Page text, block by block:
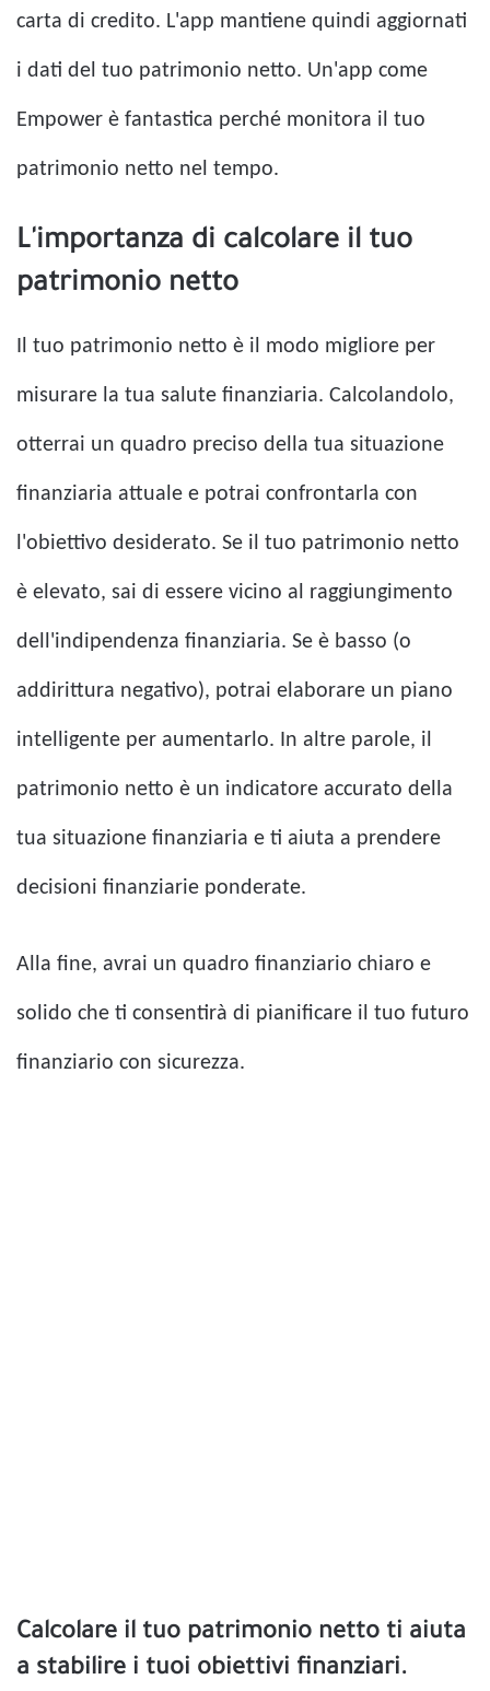
carta di credito. L'app mantiene quindi aggiornati
i dati del tuo patrimonio netto. Un'app come
Empower è fantastica perché monitora il tuo
patrimonio netto nel tempo.
L'importanza di calcolare il tuo
patrimonio netto
Il tuo patrimonio netto è il modo migliore per
misurare la tua salute finanziaria. Calcolandolo,
otterrai un quadro preciso della tua situazione
finanziaria attuale e potrai confrontarla con
l'obiettivo desiderato. Se il tuo patrimonio netto
è elevato, sai di essere vicino al raggiungimento
dell'indipendenza finanziaria. Se è basso (o
addirittura negativo), potrai elaborare un piano
intelligente per aumentarlo. In altre parole, il
patrimonio netto è un indicatore accurato della
tua situazione finanziaria e ti aiuta a prendere
decisioni finanziarie ponderate.
Alla fine, avrai un quadro finanziario chiaro e
solido che ti consentirà di pianificare il tuo futuro
finanziario con sicurezza.
Calcolare il tuo patrimonio netto ti aiuta
a stabilire i tuoi obiettivi finanziari.